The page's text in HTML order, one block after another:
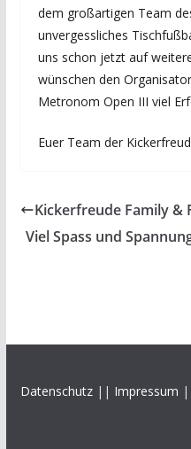
dem großartigen Team
unvergessliches
uns schon jetzt auf
wünschen den
Metronom Open III viel
Euer Team der
Kickerfreude Family &
Viel Spass und
Datenschutz|| Impressum